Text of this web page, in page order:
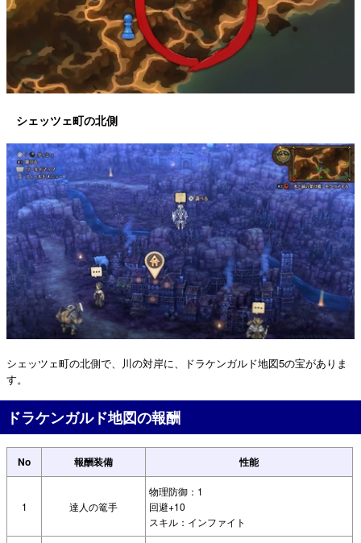
シェッツェ町の北側
シェッツェ町の北側で、川の対岸に、ドラケンガルド地図5の宝がありま
す。
ドラケンガルド地図の報酬
No 報酬装備 性能
1 達人の篭手
物理防御：1
回避+10
スキル：インファイト